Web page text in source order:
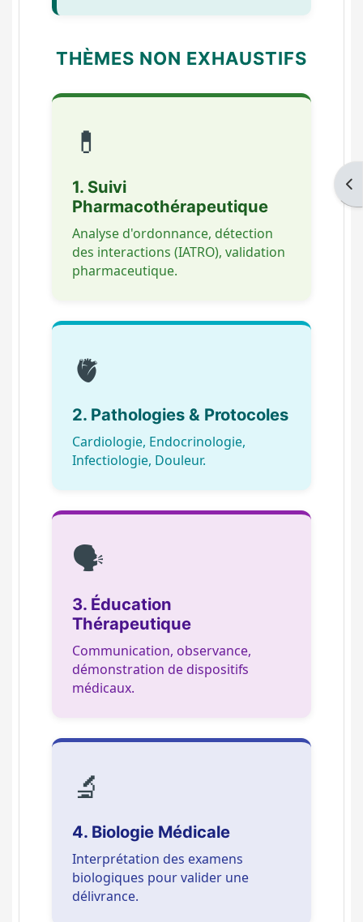
THÈMES NON EXHAUSTIFS
💊
1. Suivi
Pharmacothérapeutique
Analyse d'ordonnance, détection
des interactions (IATRO), validation
pharmaceutique.
🫀
2. Pathologies & Protocoles
Cardiologie, Endocrinologie,
Infectiologie, Douleur.
🗣️
3. Éducation
Thérapeutique
Communication, observance,
démonstration de dispositifs
médicaux.
🔬
4. Biologie Médicale
Interprétation des examens
biologiques pour valider une
délivrance.